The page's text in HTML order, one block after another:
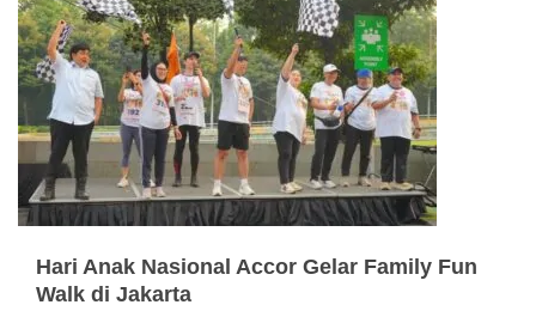
Hari Anak Nasional Accor Gelar Family Fun
Walk di Jakarta